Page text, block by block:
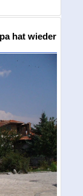
hat wieder